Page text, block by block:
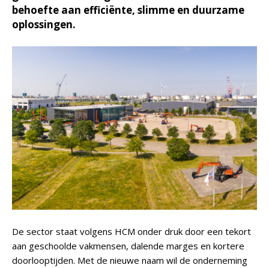
behoefte aan efficiënte, slimme en duurzame
oplossingen.
De sector staat volgens HCM onder druk door een tekort
aan geschoolde vakmensen, dalende marges en kortere
doorlooptijden. Met de nieuwe naam wil de onderneming